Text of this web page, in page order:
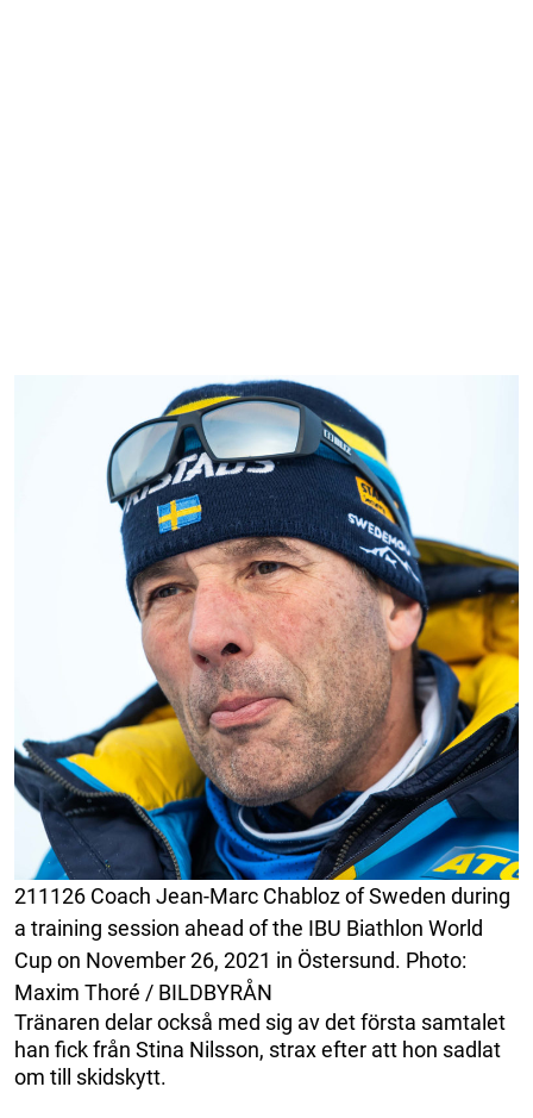
211126 Coach Jean-Marc Chabloz of Sweden during
a training session ahead of the IBU Biathlon World
Cup on November 26, 2021 in Östersund. Photo:
Maxim Thoré / BILDBYRÅN
Tränaren delar också med sig av det första samtalet
han fick från Stina Nilsson, strax efter att hon sadlat
om till skidskytt.